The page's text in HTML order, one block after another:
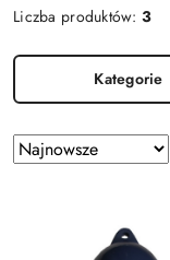
Liczba produktów:3
Kategorie
Zastosowano
sortowanie:
Sortuj
według